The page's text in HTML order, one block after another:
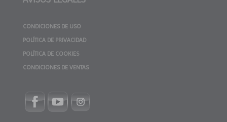
CONDICIONES DE USO
POLÍTICA DE PRIVACIDAD
POLÍTICA DE COOKIES
CONDICIONES DE VENTAS